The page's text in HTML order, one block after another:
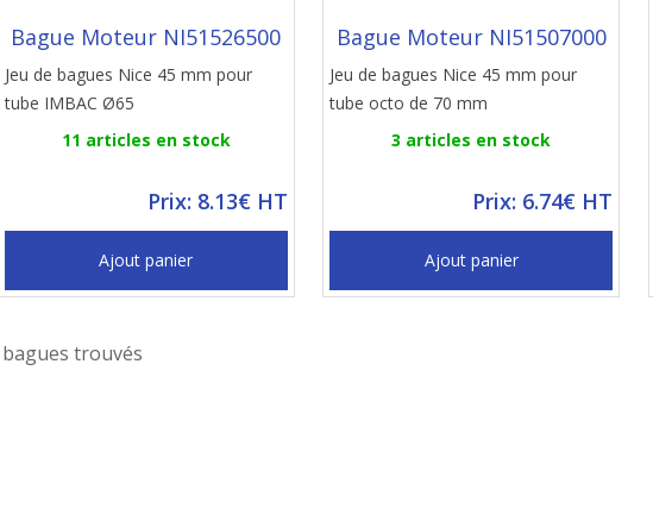
Bague Moteur NI51526500
Jeu de bagues Nice 45 mm pour
tube IMBAC Ø65
11 articles en stock
Prix: 8.13€ HT
Ajout panier
Bague Moteur NI51507000
Jeu de bagues Nice 45 mm pour
tube octo de 70 mm
3 articles en stock
Prix: 6.74€ HT
Ajout panier
bagues trouvés